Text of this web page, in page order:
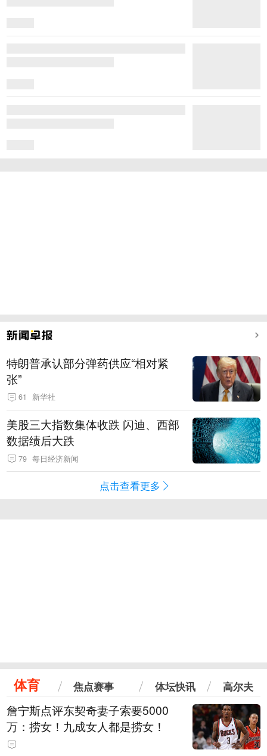
特朗普承认部分弹药供应“相对紧
张”
61 新华社
美股三大指数集体收跌 闪迪、西部
数据绩后大跌
79 每日经济新闻
点击查看更多
体育 焦点赛事 体坛快讯 高尔夫
詹宁斯点评东契奇妻子索要5000
万：捞女！九成女人都是捞女！